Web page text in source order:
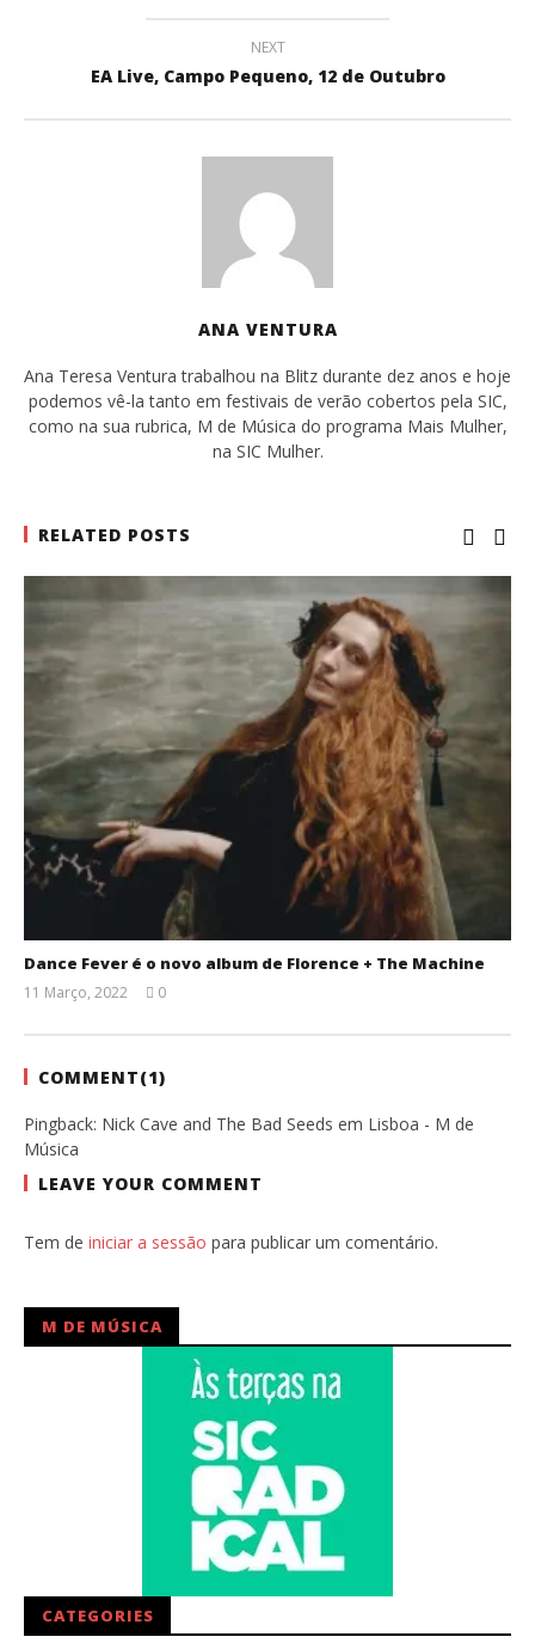
NEXT
EA Live, Campo Pequeno, 12 de Outubro
ANA VENTURA
Ana Teresa Ventura trabalhou na Blitz durante dez anos e hoje
podemos vê-la tanto em festivais de verão cobertos pela SIC,
como na sua rubrica, M de Música do programa Mais Mulher,
na SIC Mulher.
RELATED POSTS
Dance Fever é o novo album de Florence + The Machine
11 Março, 2022
Ventura
0
COMMENT(1)
Pingback: Nick Cave and The Bad Seeds em Lisboa - M de
Música
LEAVE YOUR COMMENT
Tem de iniciar a sessão para publicar um comentário.
M DE MÚSICA
CATEGORIES